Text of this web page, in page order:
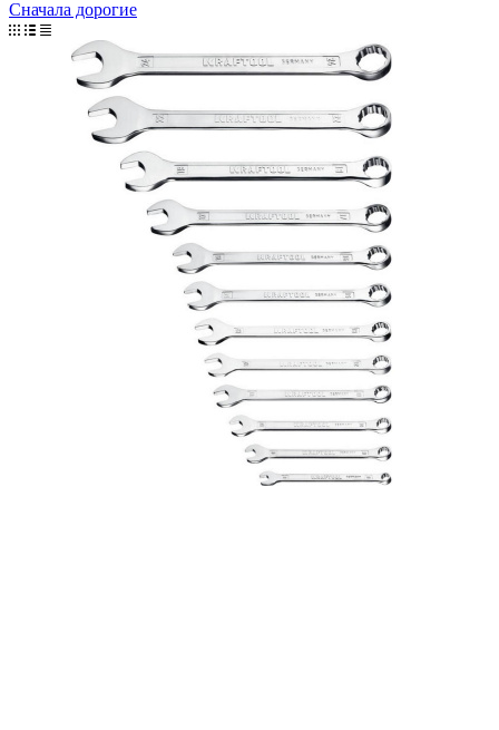
Сначала дорогие